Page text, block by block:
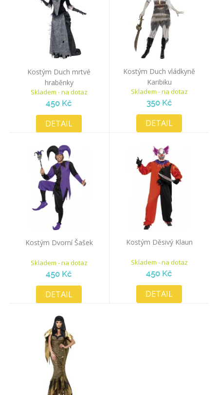
Kostým Duch mrtvé
hraběnky
Skladem - na dotaz
450 Kč
DETAIL
Kostým Duch vládkyně
Karibiku
Skladem - na dotaz
350 Kč
DETAIL
Kostým Dvorní Šašek
Skladem - na dotaz
450 Kč
DETAIL
Kostým Děsivý Klaun
Skladem - na dotaz
450 Kč
DETAIL